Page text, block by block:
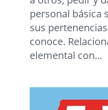
personal básica
sus
conoce.
elemental con...